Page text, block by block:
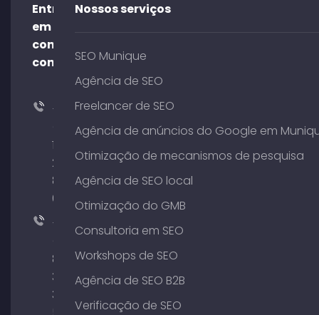
Entre
em
contato
conosco!
+49
176
204
801
64
+49
89
380
375
Nossos serviços
SEO Munique
Agência de SEO
Freelancer de SEO
Agência de anúncios do Google em
Otimização de mecanismos de pesquisa
Agência de SEO local
Otimização do GMB
Consultoria em SEO
Workshops de SEO
Agência de SEO B2B
Verificação de SEO